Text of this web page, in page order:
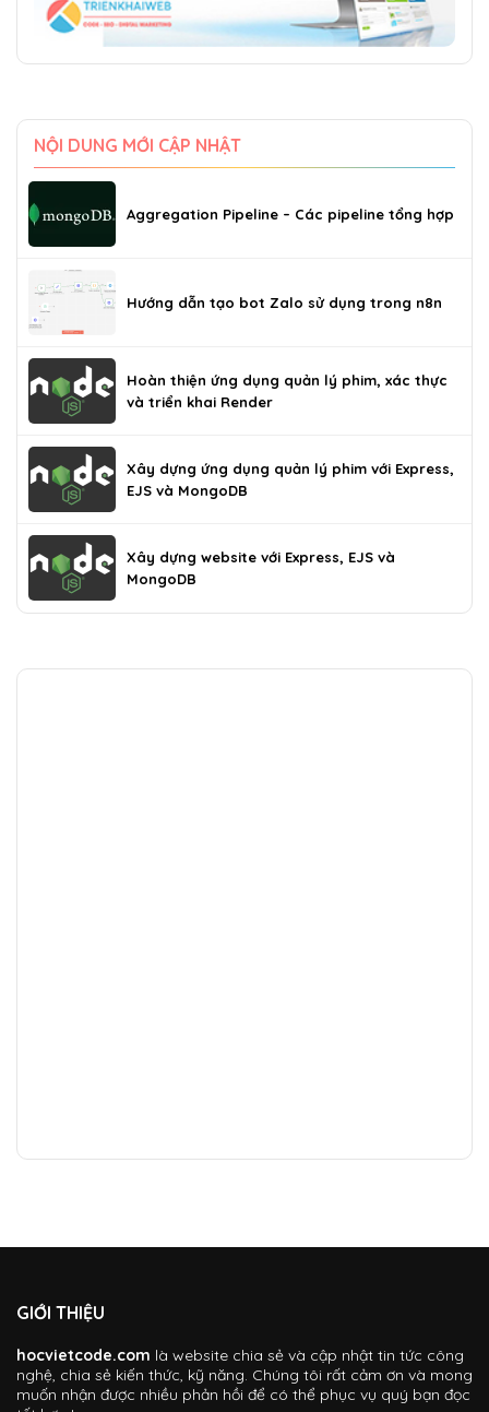
NỘI DUNG MỚI CẬP NHẬT
Aggregation Pipeline – Các pipeline tổng hợp
Hướng dẫn tạo bot Zalo sử dụng trong n8n
Hoàn thiện ứng dụng quản lý phim, xác thực
và triển khai Render
Xây dựng ứng dụng quản lý phim với Express,
EJS và MongoDB
Xây dựng website với Express, EJS và
MongoDB
GIỚI THIỆU
hocvietcode.com là website chia sẻ và cập nhật tin tức công
nghệ, chia sẻ kiến thức, kỹ năng. Chúng tôi rất cảm ơn và mong
muốn nhận được nhiều phản hồi để có thể phục vụ quý bạn đọc